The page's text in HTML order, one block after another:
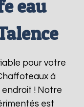
eau
pour votre
à
endroit ! Notre
est